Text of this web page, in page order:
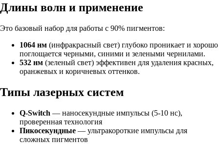
Длины волн и применение
Это базовый набор для работы с 90% пигментов:
1064 нм (инфракрасный свет) глубоко проникает и хорошо
поглощается черными, синими и зелеными чернилами.
532 нм (зеленый свет) эффективен для удаления красных,
оранжевых и коричневых оттенков.
Типы лазерных систем
Q-Switch — наносекундные импульсы (5-10 нс),
проверенная технология
Пикосекундные — ультракороткие импульсы для
сложных пигментов